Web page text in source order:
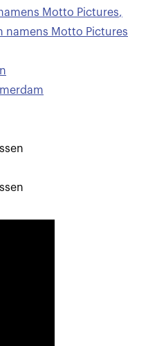
Motto Pictures,
namens Motto Pictures